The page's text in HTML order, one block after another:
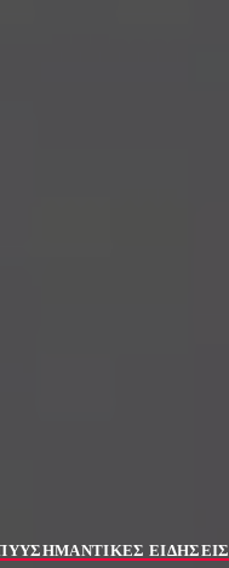
ΣΗΜΑΝΤΙΚΕΣ ΕΙΔΗΣΕΙΣ